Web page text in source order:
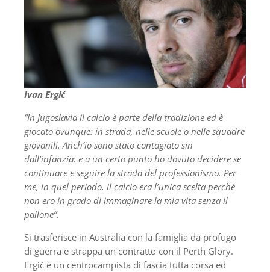
Ivan Ergić
“In Jugoslavia il calcio è parte della tradizione ed è
giocato ovunque: in strada, nelle scuole o nelle squadre
giovanili. Anch’io sono stato contagiato sin
dall’infanzia: e a un certo punto ho dovuto decidere se
continuare e seguire la strada del professionismo. Per
me, in quel periodo, il calcio era l’unica scelta perché
non ero in grado di immaginare la mia vita senza il
pallone”.
Si trasferisce in Australia con la famiglia da profugo
di guerra e strappa un contratto con il Perth Glory.
Ergić è un centrocampista di fascia tutta corsa ed